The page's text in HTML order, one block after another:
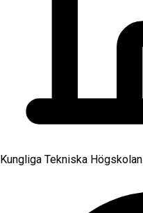
Kungliga Tekniska Högskolan